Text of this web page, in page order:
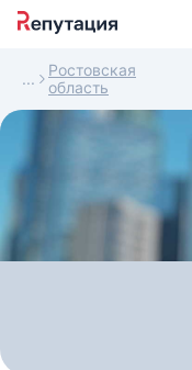
Ростовская
область